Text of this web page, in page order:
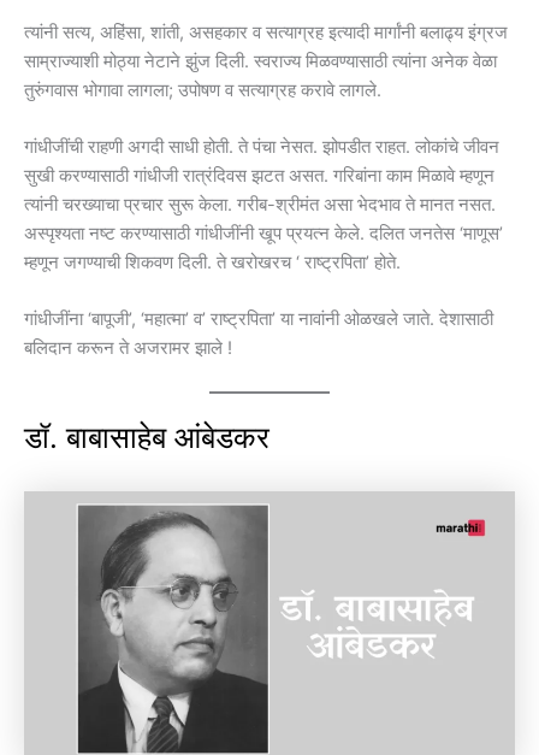
त्यांनी सत्य, अहिंसा, शांती, असहकार व सत्याग्रह इत्यादी मार्गांनी बलाढ्य इंग्रज
साम्राज्याशी मोठ्या नेटाने झुंज दिली. स्वराज्य मिळवण्यासाठी त्यांना अनेक वेळा
तुरुंगवास भोगावा लागला; उपोषण व सत्याग्रह करावे लागले.
गांधीजींची राहणी अगदी साधी होती. ते पंचा नेसत. झोपडीत राहत. लोकांचे जीवन
सुखी करण्यासाठी गांधीजी रात्रंदिवस झटत असत. गरिबांना काम मिळावे म्हणून
त्यांनी चरख्याचा प्रचार सुरू केला. गरीब-श्रीमंत असा भेदभाव ते मानत नसत.
अस्पृश्यता नष्ट करण्यासाठी गांधीजींनी खूप प्रयत्न केले. दलित जनतेस ‘माणूस’
म्हणून जगण्याची शिकवण दिली. ते खरोखरच ‘ राष्ट्रपिता’ होते.
गांधीजींना ‘बापूजी’, ‘महात्मा’ व’ राष्ट्र‌पिता’ या नावांनी ओळखले जाते. देशासाठी
बलिदान करून ते अजरामर झाले !
डॉ. बाबासाहेब आंबेडकर